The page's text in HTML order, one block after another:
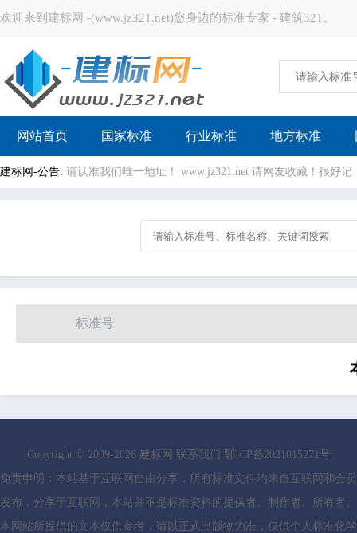
欢迎来到建标网 -(www.jz321.net)您身边的标准专家 - 建筑321。
网站首页 国家标准 行业标准 地方标准
建标网-公告: 请认准我们唯一地址！ www.jz321.net 请网友收藏！很好
标准号
Copyright © 2009-2026 建标网 联系我们 鄂ICP备2021015271号
免责申明：本站基于互联网自由分享，所有标准文件均来自互联网和会员
发布，分享于互联网，本站并不是标准资料的提供者、制作者、所有者。
本网站所提供的文本仅供参考，请以正式出版物为准，仅供个人标准化学